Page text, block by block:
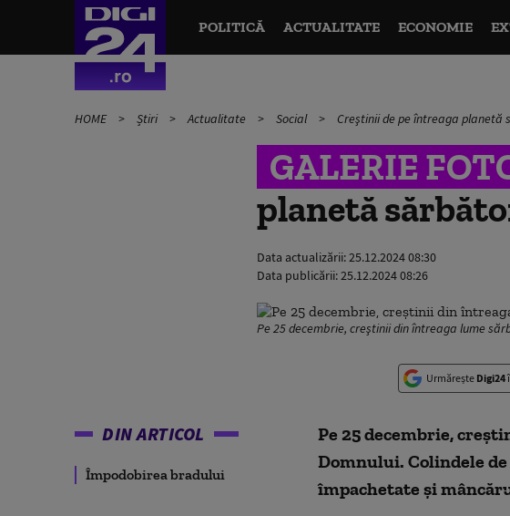
POLITICĂ ACTUALITATE ECONOMIE
HOME Știri Actualitate Social Creştinii de pe întreaga planetă
GALERIE
planetă
Data actualizării:25.12.2024 08:30
Data publicării:25.12.2024 08:26
Pe 25 decembrie, creştinii din întreaga lume
Urmărește Digi24
DIN ARTICOL
Împodobirea bradului
Pe 25 decembrie,
Domnului. Colindele
împachetate şi